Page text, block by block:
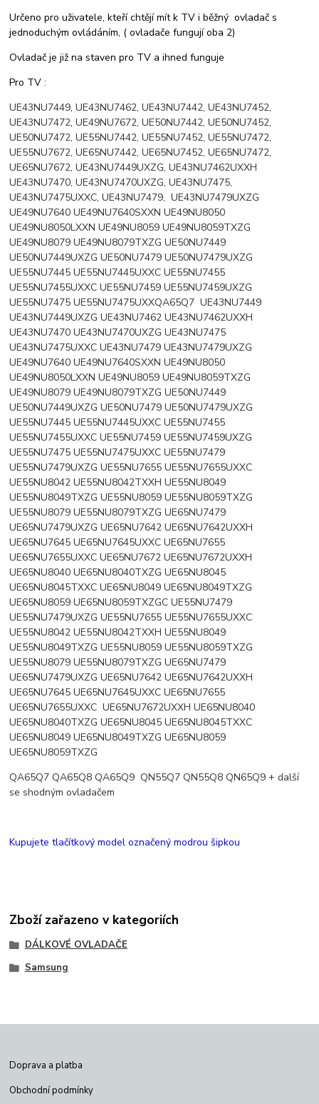
Určeno pro uživatele, kteří chtějí mít k TV i běžný ovladač s
jednoduchým ovládáním, ( ovladače fungují oba 2)
Ovladač je již na staven pro TV a ihned funguje
Pro TV :
UE43NU7449, UE43NU7462, UE43NU7442, UE43NU7452,
UE43NU7472, UE49NU7672, UE50NU7442, UE50NU7452,
UE50NU7472, UE55NU7442, UE55NU7452, UE55NU7472,
UE55NU7672, UE65NU7442, UE65NU7452, UE65NU7472,
UE65NU7672, UE43NU7449UXZG, UE43NU7462UXXH
UE43NU7470, UE43NU7470UXZG, UE43NU7475,
UE43NU7475UXXC, UE43NU7479, UE43NU7479UXZG
UE49NU7640 UE49NU7640SXXN UE49NU8050
UE49NU8050LXXN UE49NU8059 UE49NU8059TXZG
UE49NU8079 UE49NU8079TXZG UE50NU7449
UE50NU7449UXZG UE50NU7479 UE50NU7479UXZG
UE55NU7445 UE55NU7445UXXC UE55NU7455
UE55NU7455UXXC UE55NU7459 UE55NU7459UXZG
UE55NU7475 UE55NU7475UXXQA65Q7 UE43NU7449
UE43NU7449UXZG UE43NU7462 UE43NU7462UXXH
UE43NU7470 UE43NU7470UXZG UE43NU7475
UE43NU7475UXXC UE43NU7479 UE43NU7479UXZG
UE49NU7640 UE49NU7640SXXN UE49NU8050
UE49NU8050LXXN UE49NU8059 UE49NU8059TXZG
UE49NU8079 UE49NU8079TXZG UE50NU7449
UE50NU7449UXZG UE50NU7479 UE50NU7479UXZG
UE55NU7445 UE55NU7445UXXC UE55NU7455
UE55NU7455UXXC UE55NU7459 UE55NU7459UXZG
UE55NU7475 UE55NU7475UXXC UE55NU7479
UE55NU7479UXZG UE55NU7655 UE55NU7655UXXC
UE55NU8042 UE55NU8042TXXH UE55NU8049
UE55NU8049TXZG UE55NU8059 UE55NU8059TXZG
UE55NU8079 UE55NU8079TXZG UE65NU7479
UE65NU7479UXZG UE65NU7642 UE65NU7642UXXH
UE65NU7645 UE65NU7645UXXC UE65NU7655
UE65NU7655UXXC UE65NU7672 UE65NU7672UXXH
UE65NU8040 UE65NU8040TXZG UE65NU8045
UE65NU8045TXXC UE65NU8049 UE65NU8049TXZG
UE65NU8059 UE65NU8059TXZGC UE55NU7479
UE55NU7479UXZG UE55NU7655 UE55NU7655UXXC
UE55NU8042 UE55NU8042TXXH UE55NU8049
UE55NU8049TXZG UE55NU8059 UE55NU8059TXZG
UE55NU8079 UE55NU8079TXZG UE65NU7479
UE65NU7479UXZG UE65NU7642 UE65NU7642UXXH
UE65NU7645 UE65NU7645UXXC UE65NU7655
UE65NU7655UXXC UE65NU7672UXXH UE65NU8040
UE65NU8040TXZG UE65NU8045 UE65NU8045TXXC
UE65NU8049 UE65NU8049TXZG UE65NU8059
UE65NU8059TXZG
QA65Q7 QA65Q8 QA65Q9 QN55Q7 QN55Q8 QN65Q9 + další
se shodným ovladačem
Kupujete tlačítkový model označený modrou šipkou
Zboží zařazeno v kategoriích
DÁLKOVÉ OVLADAČE
Samsung
Doprava a platba
Obchodní podmínky